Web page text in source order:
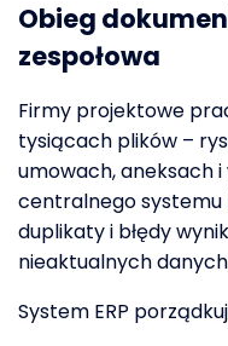
Obieg
zespołowa
Firmy projektowe
tysiącach plików –
umowach, aneksach
centralnego systemu
duplikaty i błędy
nieaktualnych
System ERP